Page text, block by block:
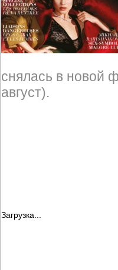
снялась в новой
август).
Загрузка...